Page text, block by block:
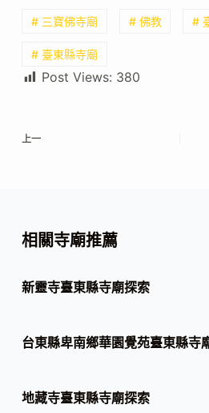
# 三寶佛寺廟 # 佛教 #
# 臺東縣寺廟
Post Views: 380
上一
相關寺廟推薦
新靈寺臺東縣寺廟探索
台東縣卑南鄉華園覺苑臺東縣寺
地藏寺臺東縣寺廟探索